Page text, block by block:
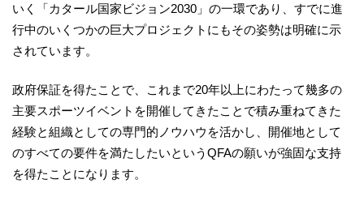
いく「カタール国家ビジョン2030 」の一環であり、すでに進
行中のいくつかの巨大プロジェクトにもその姿勢は明確に示
されています。
政府保証を得たことで、これまで20年以上にわたって幾多の
主要スポーツイベントを開催してきたことで積み重ねてきた
経験と組織としての専門的ノウハウを活かし、開催地として
のすべての要件を満たしたいという QFAの願いが強固な支持
を得たことになります。